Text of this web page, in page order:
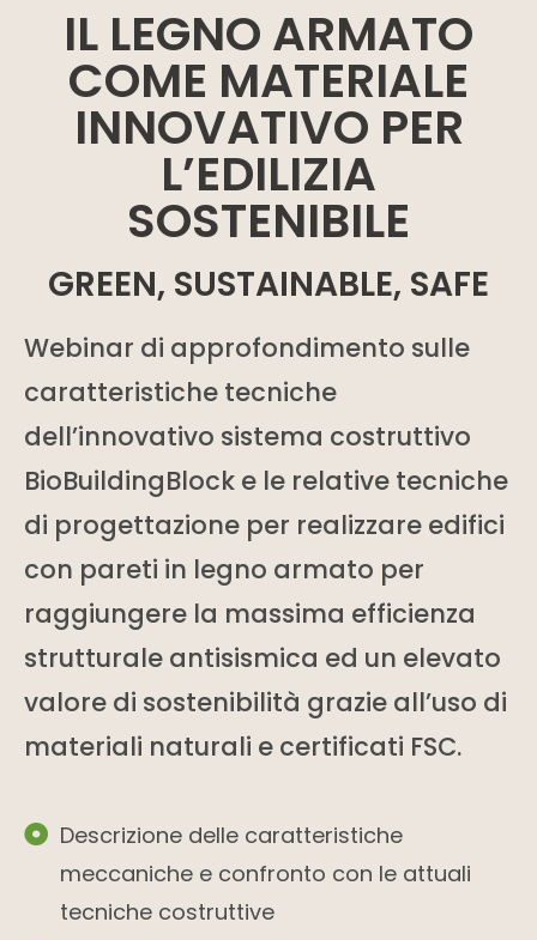
IL LEGNO ARMATO
COME MATERIALE
INNOVATIVO PER
L’EDILIZIA
SOSTENIBILE
GREEN, SUSTAINABLE, SAFE
Webinar di approfondimento sulle
caratteristiche tecniche
dell’innovativo sistema costruttivo
BioBuildingBlock e le relative tecniche
di progettazione per realizzare edifici
con pareti in legno armato per
raggiungere la massima efficienza
strutturale antisismica ed un elevato
valore di sostenibilità grazie all’uso di
materiali naturali e certificati FSC.
Descrizione delle caratteristiche
meccaniche e confronto con le attuali
tecniche costruttive